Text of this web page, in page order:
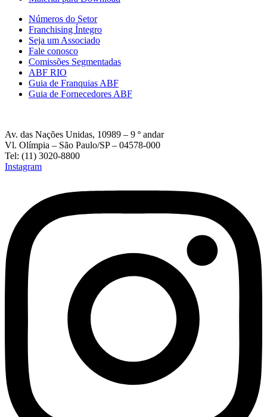
Números do Setor
Franchising Íntegro
Seja um Associado
Fale conosco
Comissões Segmentadas
ABF RIO
Guia de Franquias ABF
Guia de Fornecedores ABF
Av. das Nações Unidas, 10989 – 9 º andar
Vl. Olímpia – São Paulo/SP – 04578-000
Tel: (11) 3020-8800
Instagram